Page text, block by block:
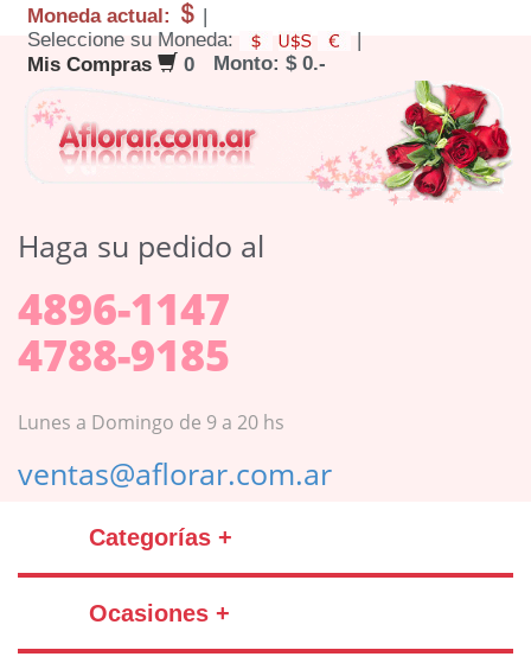
Moneda actual:
|
Seleccione su Moneda:
|
Mis Compras
0 Monto: $ 0.-
Haga su pedido al
4896-1147
4788-9185
Lunes a Domingo de 9 a 20 hs
ventas@aflorar.com.ar
Categorías +
Ocasiones +